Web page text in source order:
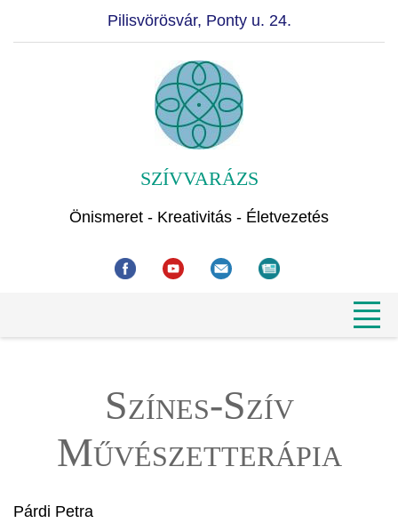
Pilisvörösvár, Ponty u. 24.
SZÍVVARÁZS
Önismeret - Kreativitás - Életvezetés
Színes-Szív
Művészetterápia
Párdi Petra